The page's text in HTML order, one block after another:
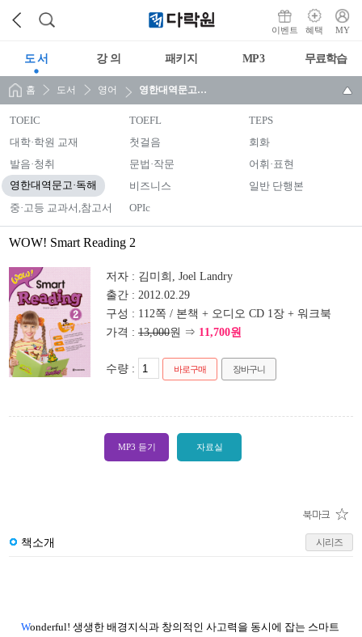
이벤트 혜택 MY
도 서 강 의 패키지 MP3 무료학습
홈 도서 영어 영한대역문고·독해
TOEIC TOEFL
TEPS
대학·학원 교재
첫걸음
회화
발음·청취
문법·작문 어휘·표현
영한대역문고·독해 비즈니스
일반 단행본
중·고등 교과서,참고서
OPIc
WOW! Smart Reading 2
저자 : 김미희, Joel Landry
출간 : 2012.02.29
구성 : 112쪽 / 본책 + 오디오 CD 1장 + 워크북
가격 : 13,000원 ⇒ 11,700원
수량 : 바로구매 장바구니
MP3 듣기 자료실
책소개 시리즈
Wonderful! 생생한 배경지식과 창의적인 사고력을 동시에 잡는 스마트